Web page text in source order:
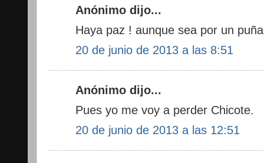
Anónimo dijo...
Haya paz ! aunque sea por un
20 de junio de 2013 a las 8:51
Anónimo dijo...
Pues yo me voy a perder Chicote.
20 de junio de 2013 a las 12:51